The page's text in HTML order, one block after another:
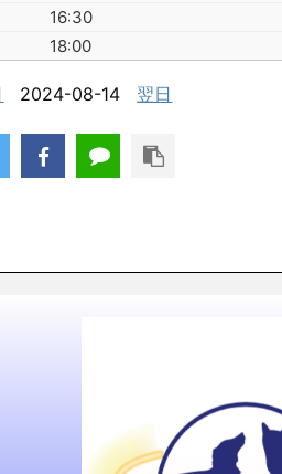
16:30
18:00
2024-08-14 翌日